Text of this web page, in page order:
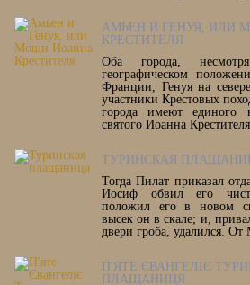
АМЬЕН И ГЕНУЯ, ИЛИ
КРЕСТИТЕЛЯ
Оба города,
географическом
Франции, Генуя на
участники Крестовых
города имеют единого
святого Иоанна
ТУРИНСКАЯ
Тогда Пилат приказал
Иосиф обвил его
положил его в новом
высек он в скале; и,
двери гроба, удалился.
П'ЯТЕ ЄВАНГЕЛІЄ
ПЛАЩАНИЦЯ